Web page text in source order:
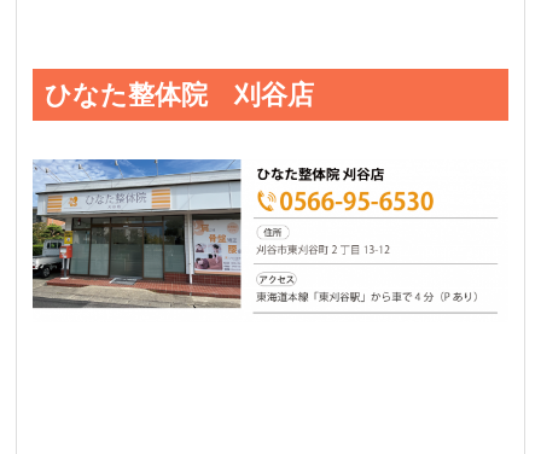
ひなた整体院 刈谷店